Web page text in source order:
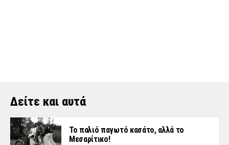
Δείτε και αυτά
Το παλιό παγωτό κασάτο, αλλά το
Μεσαρίτικο!